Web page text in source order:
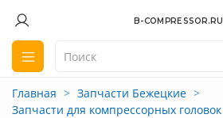
B-COMPRESSOR.RU
Главная
Запчасти Бежецкие
Запчасти для компрессорных головок